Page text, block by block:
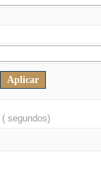
( segundos)